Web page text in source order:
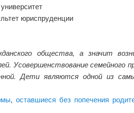
юриспруденции
общества, а значит
Усовершенствование семейного
Дети являются одной из
, оставшиеся без попечения